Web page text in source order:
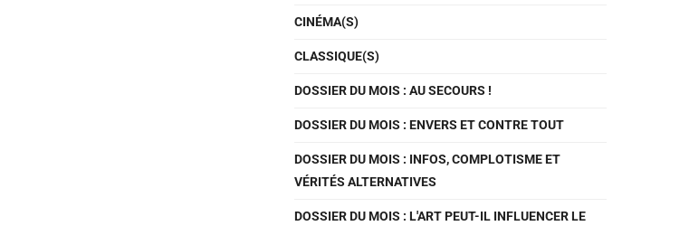
CINÉMA(S)
CLASSIQUE(S)
DOSSIER DU MOIS : AU SECOURS !
DOSSIER DU MOIS : ENVERS ET CONTRE TOUT
DOSSIER DU MOIS : INFOS, COMPLOTISME ET
VÉRITÉS ALTERNATIVES
DOSSIER DU MOIS : L'ART PEUT-IL INFLUENCER LE